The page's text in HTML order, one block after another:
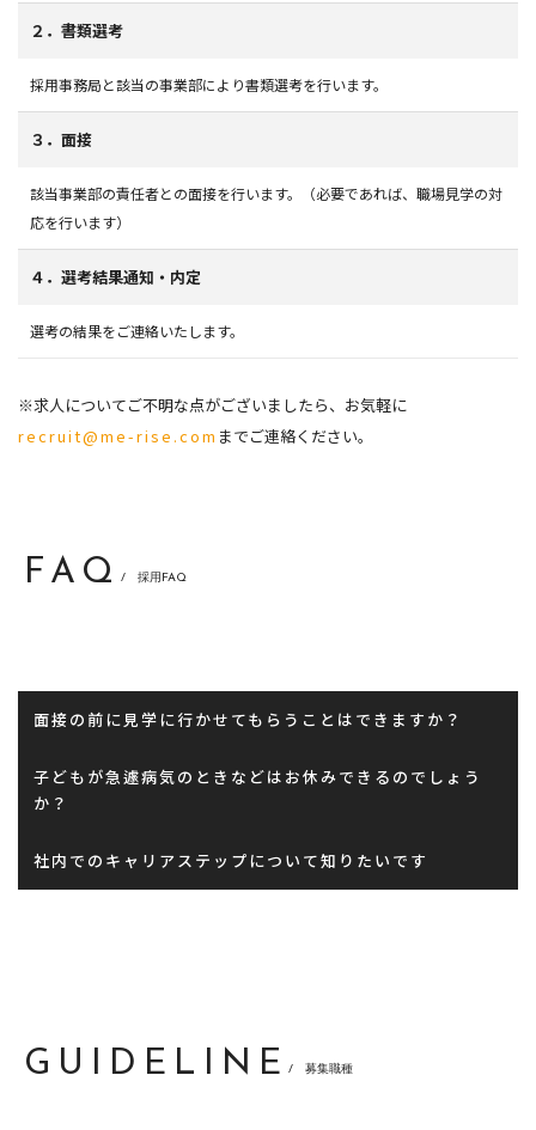
２．書類選考
採用事務局と該当の事業部により書類選考を行います。
３．面接
該当事業部の責任者との面接を行います。（必要であれば、職場見学の対
応を行います）
４．選考結果通知・内定
選考の結果をご連絡いたします。
※求人についてご不明な点がございましたら、お気軽に
recruit@me-rise.com までご連絡ください。
FAQ / 採用FAQ
面接の前に見学に行かせてもらうことはできますか？
子どもが急遽病気のときなどはお休みできるのでしょう
か？
社内でのキャリアステップについて知りたいです
GUIDELINE / 募集職種